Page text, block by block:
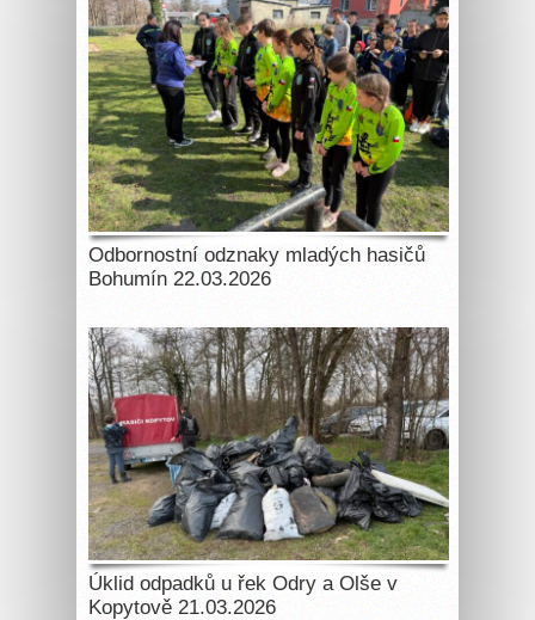
Odbornostní odznaky mladých hasičů
Bohumín 22.03.2026
Úklid odpadků u řek Odry a Olše v
Kopytově 21.03.2026